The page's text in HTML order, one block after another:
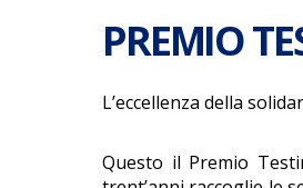
PREMIO
L’eccellenza della
Questo il Premio